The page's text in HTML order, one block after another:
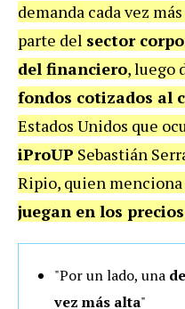
demanda cada vez
parte del sector
del financiero, luego
fondos cotizados al
Estados Unidos que
iProUP Sebastián
Ripio, quien menciona
juegan en los precios
"Por un lado, una
vez más alta"